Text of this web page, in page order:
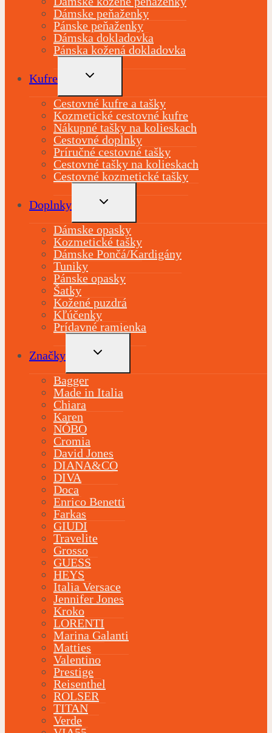
Dámske peňaženky
Pánske peňaženky
Dámska dokladovka
Pánska kožená dokladovka
Kufre
TOGGLE
MENU
Cestovné kufre a tašky
Kozmetické cestovné kufre
Nákupné tašky na kolieskach
Cestovné doplnky
Príručné cestovné tašky
Cestovné tašky na kolieskach
Cestovné kozmetické tašky
Doplnky
TOGGLE
MENU
Dámske opasky
Kozmetické tašky
Dámske Pončá/Kardigány
Tuniky
Pánske opasky
Šatky
Kožené puzdrá
Kľúčenky
Prídavné ramienka
Značky
TOGGLE
MENU
Bagger
Made in Italia
Chiara
Karen
NÓBO
Cromia
David Jones
DIANA&CO
DIVA
Doca
Enrico Benetti
Farkas
GIUDI
Travelite
Grosso
GUESS
HEYS
Italia Versace
Jennifer Jones
Kroko
LORENTI
Marina Galanti
Matties
Valentino
Prestige
Reisenthel
ROLSER
TITAN
Verde